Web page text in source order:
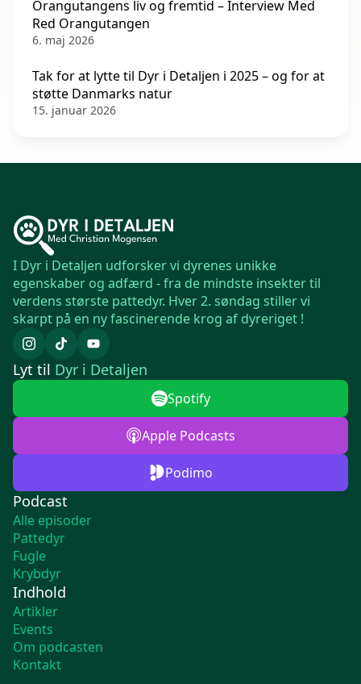
Orangutangens liv og fremtid – Interview Med
Red Orangutangen
6. maj 2026
Tak for at lytte til Dyr i Detaljen i 2025 – og for at
støtte Danmarks natur
15. januar 2026
I Dyr i Detaljen udforsker vi dyrenes unikke
egenskaber og adfærd - fra de mindste insekter til
verdens største pattedyr. Hver 2. søndag stiller vi
skarpt på en ny fascinerende krog af dyreriget !
Podcast
Alle episoder
Pattedyr
Fugle
Krybdyr
Indhold
Artikler
Events
Om podcasten
Kontakt
Lyt til Dyr i Detaljen
Spotify
Apple Podcasts
Podimo